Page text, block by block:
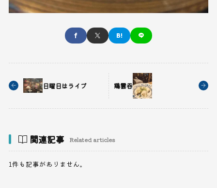
日曜日はライブ 鶏雲吞
関連記事 Related articles
1件も記事がありません。